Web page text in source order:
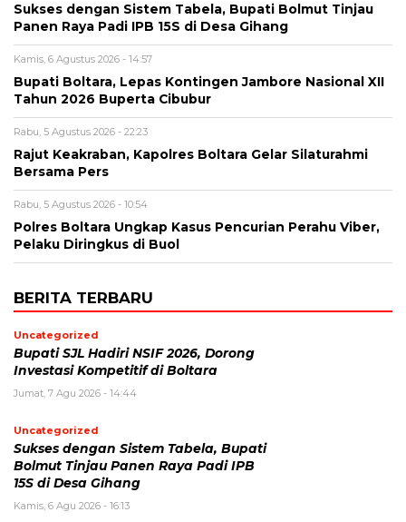
Sukses dengan Sistem Tabela, Bupati Bolmut Tinjau
Panen Raya Padi IPB 15S di Desa Gihang
Kamis, 6 Agustus 2026 - 14:57
Bupati Boltara, Lepas Kontingen Jambore Nasional XII
Tahun 2026 Buperta Cibubur
Rabu, 5 Agustus 2026 - 22:23
Rajut Keakraban, Kapolres Boltara Gelar Silaturahmi
Bersama Pers
Rabu, 5 Agustus 2026 - 10:54
Polres Boltara Ungkap Kasus Pencurian Perahu Viber,
Pelaku Diringkus di Buol
BERITA TERBARU
Uncategorized
Bupati SJL Hadiri NSIF 2026, Dorong
Investasi Kompetitif di Boltara
Jumat, 7 Agu 2026 - 14:44
Uncategorized
Sukses dengan Sistem Tabela, Bupati
Bolmut Tinjau Panen Raya Padi IPB
15S di Desa Gihang
Kamis, 6 Agu 2026 - 16:13